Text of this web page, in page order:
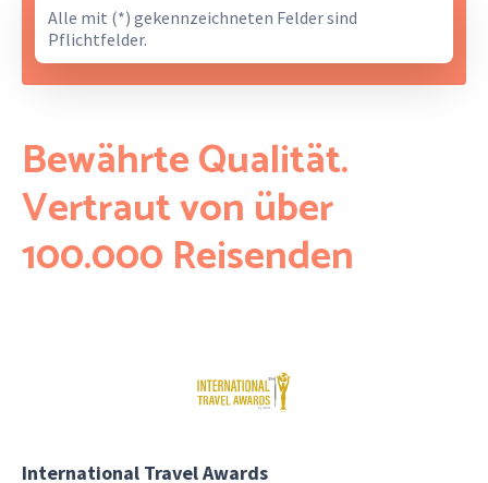
Alle mit (*) gekennzeichneten Felder sind
Pflichtfelder.
Bewährte Qualität.
Vertraut von über
100.000 Reisenden
International Travel Awards